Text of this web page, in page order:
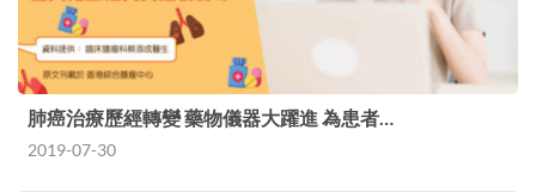
肺癌治療歷經轉變 藥物儀器大躍進 為患者…
2019-07-30